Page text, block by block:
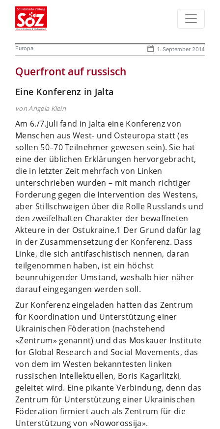
Europa 1. September 2014
Querfront auf russisch
Eine Konferenz in Jalta
von Angela Klein
Am 6./7.Juli fand in Jalta eine Konferenz von
Menschen aus West- und Osteuropa statt (es
sollen 50–70 Teilnehmer gewesen sein). Sie hat
eine der üblichen Erklärungen hervorgebracht,
die in letzter Zeit mehrfach von Linken
unterschrieben wurden – mit manch richtiger
Forderung gegen die Intervention des Westens,
aber Stillschweigen über die Rolle Russlands und
den zweifelhaften Charakter der bewaffneten
Akteure in der Ostukraine.1 Der Grund dafür lag
in der Zusammensetzung der Konferenz. Dass
Linke, die sich antifaschistisch nennen, daran
teilgenommen haben, ist ein höchst
beunruhigender Umstand, weshalb hier näher
darauf eingegangen werden soll.
Zur Konferenz eingeladen hatten das Zentrum
für Koordination und Unterstützung einer
Ukrainischen Föderation (nachstehend
«Zentrum» genannt) und das Moskauer Institute
for Global Research and Social Movements, das
von dem im Westen bekanntesten linken
russischen Intellektuellen, Boris Kagarlitzki,
geleitet wird. Eine pikante Verbindung, denn das
Zentrum für Unterstützung einer Ukrainischen
Föderation firmiert auch als Zentrum für die
Unterstützung von «Noworossija».